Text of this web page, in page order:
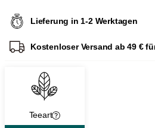
Lieferung in 1-2 Werktagen
Kostenloser Versand ab 49 €
Teeart